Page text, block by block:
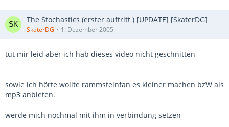
The Stochastics (erster auftritt ) [UPDATE] [SkaterDG]
SkaterDG 1. Dezember 2005
tut mir leid aber ich hab dieses video nicht geschnitten
sowie ich hörte wollte rammsteinfan es kleiner machen bzW als
mp3 anbieten.
werde mich nochmal mit ihm in verbindung setzen